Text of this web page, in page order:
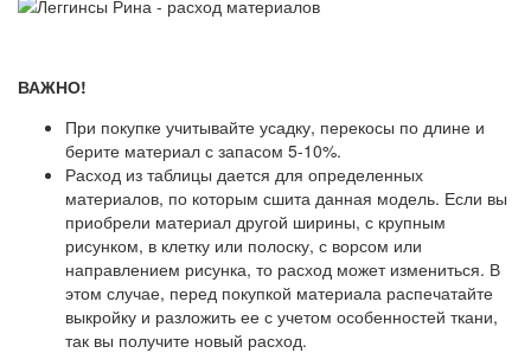
ВАЖНО!
При покупке учитывайте усадку, перекосы по длине и
берите материал с запасом 5-10%.
Расход из таблицы дается для определенных
материалов, по которым сшита данная модель. Если вы
приобрели материал другой ширины, с крупным
рисунком, в клетку или полоску, с ворсом или
направлением рисунка, то расход может измениться. В
этом случае, перед покупкой материала распечатайте
выкройку и разложить ее с учетом особенностей ткани,
так вы получите новый расход.